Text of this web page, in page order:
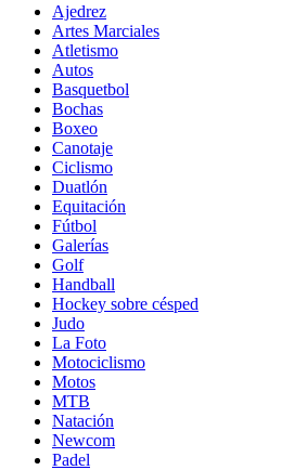
Ajedrez
Artes Marciales
Atletismo
Autos
Basquetbol
Bochas
Boxeo
Canotaje
Ciclismo
Duatlón
Equitación
Fútbol
Galerías
Golf
Handball
Hockey sobre césped
Judo
La Foto
Motociclismo
Motos
MTB
Natación
Newcom
Padel